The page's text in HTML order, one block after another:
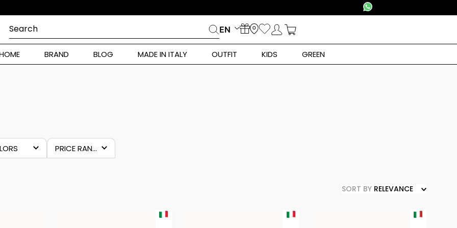
Search
Weekend
EN
BRAND BLOG MADE IN ITALY OUTFIT KIDS GREEN
PRICE RANGES
SORT BY RELEVANCE